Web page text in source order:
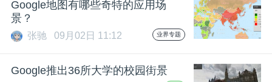
Google地图有哪些奇特的应用场
景？
张驰 09月02日 11:12 业界专题
Google推出36所大学的校园街景